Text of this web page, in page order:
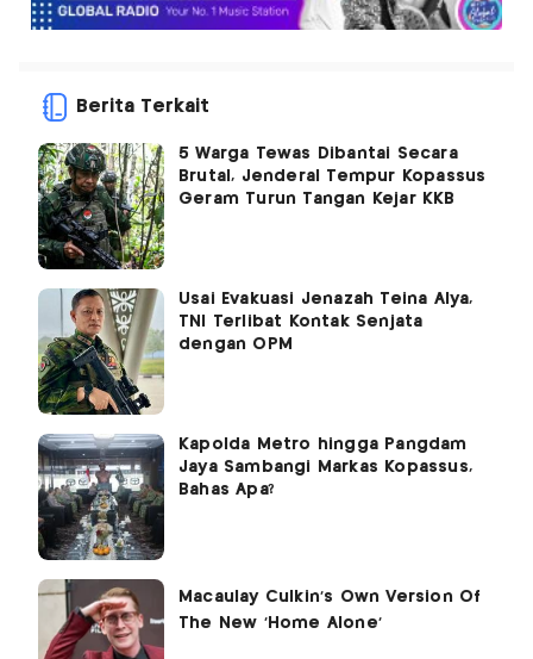
Berita Terkait
5 Warga Tewas Dibantai Secara
Brutal, Jenderal Tempur Kopassus
Geram Turun Tangan Kejar KKB
Usai Evakuasi Jenazah Teina Alya,
TNI Terlibat Kontak Senjata
dengan OPM
Kapolda Metro hingga Pangdam
Jaya Sambangi Markas Kopassus,
Bahas Apa?